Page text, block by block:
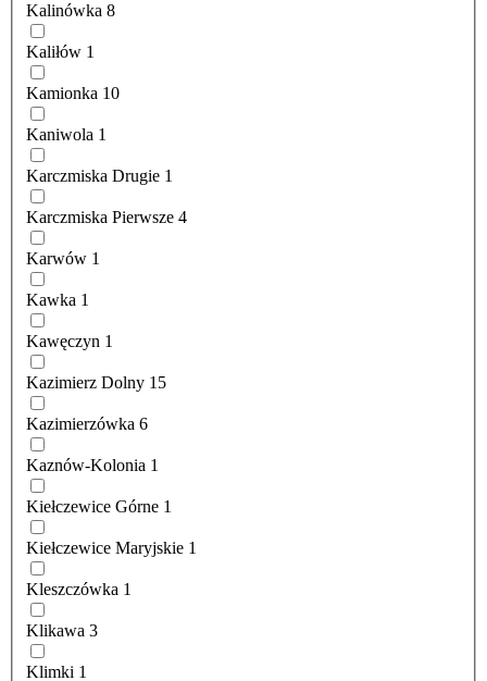
Kalinówka 8
Kaliłów 1
Kamionka 10
Kaniwola 1
Karczmiska Drugie 1
Karczmiska Pierwsze 4
Karwów 1
Kawka 1
Kawęczyn 1
Kazimierz Dolny 15
Kazimierzówka 6
Kaznów-Kolonia 1
Kiełczewice Górne 1
Kiełczewice Maryjskie 1
Kleszczówka 1
Klikawa 3
Klimki 1